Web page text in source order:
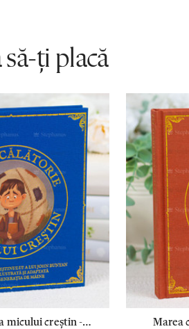
ți placă
micului creștin -
Marea